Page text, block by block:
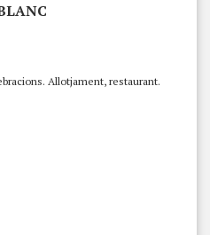
Allotjament, restaurant.